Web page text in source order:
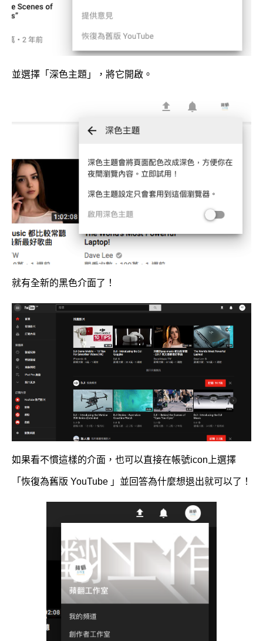
並選擇「深色主題」，將它開啟。
就有全新的黑色介面了！
如果看不慣這樣的介面，也可以直接在帳號icon上選擇
「恢復為舊版 YouTube 」並回答為什麼想退出就可以了！